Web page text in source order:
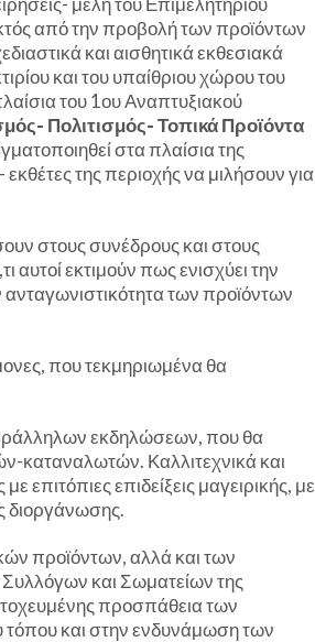
από την προβολή των προϊόντων
και αισθητικά εκθεσιακά
και του υπαίθριου χώρου του
του 1ου Αναπτυξιακού
Πολιτισμός- Τοπικά Προϊόντα
στα πλαίσια της
της περιοχής να μιλήσουν για
στους συνέδρους και στους
αυτοί εκτιμούν πως ενισχύει την
των προϊόντων
που τεκμηριωμένα θα
εκδηλώσεων, που θα
καταναλωτών. Καλλιτεχνικά και
επιτόπιες επιδείξεις μαγειρικής, με
διοργάνωσης.
προϊόντων, αλλά και των
και Σωματείων της
προσπάθεια των
τόπου και στην ενδυνάμωση των